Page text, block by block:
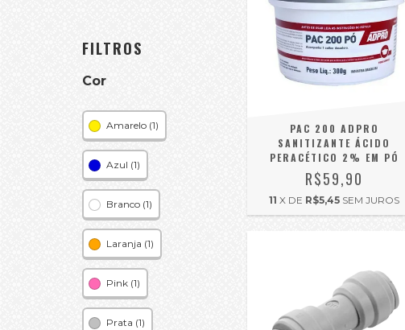
FILTROS
Cor
Amarelo (1)
Azul (1)
Branco (1)
Laranja (1)
Pink (1)
Prata (1)
PAC 200 ADPRO
SANITIZANTE ÁCIDO
PERACÉTICO 2% EM PÓ
R$59,90
11 X DE R$5,45 SEM JUROS